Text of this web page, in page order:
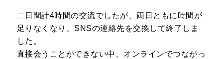
二日間計4時間の交流でしたが、両日ともに時間が
足りなくなり、SNSの連絡先を交換して終了しま
した。
直接会うことができない中、オンラインでつながっ